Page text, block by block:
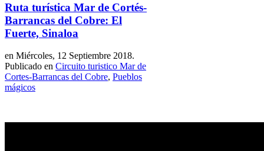
Ruta turística Mar de Cortés-
Barrancas del Cobre: El
Fuerte, Sinaloa
en Miércoles, 12 Septiembre 2018.
Publicado en Circuito turistico Mar de
Cortes-Barrancas del Cobre, Pueblos
mágicos